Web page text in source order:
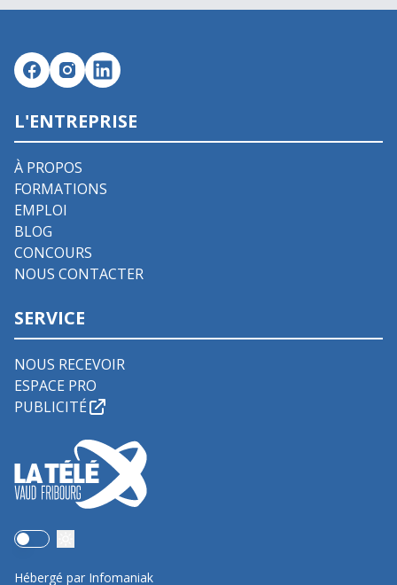
L'ENTREPRISE
À PROPOS
FORMATIONS
EMPLOI
BLOG
CONCOURS
NOUS CONTACTER
SERVICE
NOUS RECEVOIR
ESPACE PRO
PUBLICITÉ
Use setting
Hébergé par Infomaniak